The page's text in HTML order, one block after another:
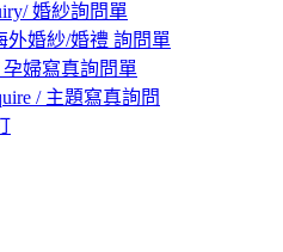
婚紗詢問單
外婚紗/婚禮 詢問單
孕婦寫真詢問單
/ 主題寫真詢問